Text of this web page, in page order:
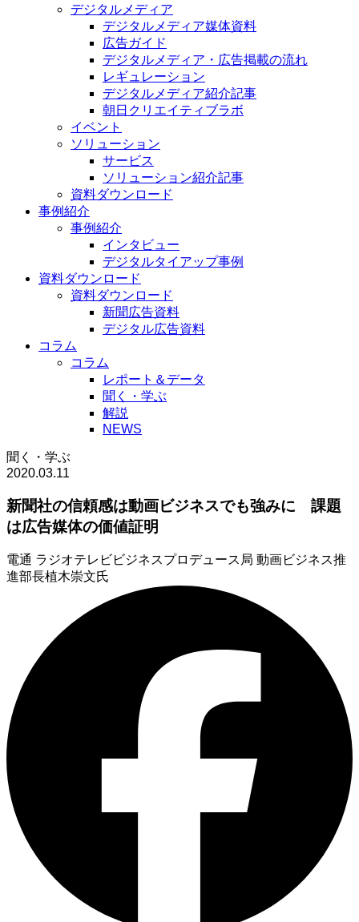
デジタルメディア
デジタルメディア媒体資料
広告ガイド
デジタルメディア・広告掲載の流れ
レギュレーション
デジタルメディア紹介記事
朝日クリエイティブラボ
イベント
ソリューション
サービス
ソリューション紹介記事
資料ダウンロード
事例紹介
事例紹介
インタビュー
デジタルタイアップ事例
資料ダウンロード
資料ダウンロード
新聞広告資料
デジタル広告資料
コラム
コラム
レポート＆データ
聞く・学ぶ
解説
NEWS
聞く・学ぶ
2020.03.11
新聞社の信頼感は動画ビジネスでも強みに 課題
は広告媒体の価値証明
電通 ラジオテレビビジネスプロデュース局 動画ビジネス推
進部長植木崇文氏